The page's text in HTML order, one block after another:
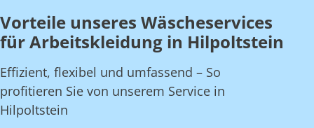
Vorteile unseres Wäscheservices
für Arbeitskleidung in Hilpoltstein
Effizient, flexibel und umfassend – So
profitieren Sie von unserem Service in
Hilpoltstein